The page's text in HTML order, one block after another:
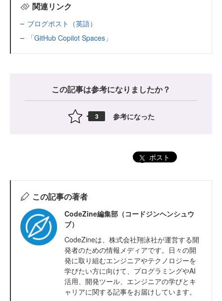
関連リンク
ブログポスト（英語）
「GitHub Copilot Spaces」
この記事は参考になりましたか？
3 参考になった
ポスト
この記事の著者
CodeZine編集部（コードジンヘンシュウ
ブ）
CodeZineは、株式会社翔泳社が運営する開
発者のための情報メディアです。日々の開
発に取り組むエンジニアやテクノロジーを
学びたい方に向けて、プログラミングやAI
活用、開発ツール、エンジニアの学びとキ
ャリアに関する記事をお届けしています。